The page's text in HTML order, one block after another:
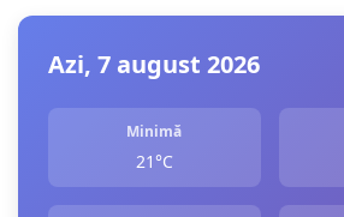
Azi, 7 august 2026
Minimă
21°C